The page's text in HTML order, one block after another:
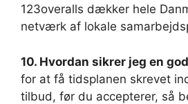
123overalls dækker hele
netværk af lokale
10. Hvordan sikrer jeg en
for at få tidsplanen skrevet
tilbud, før du accepterer, så